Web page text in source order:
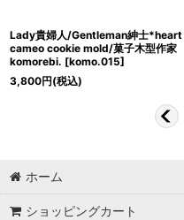
Lady貴婦人/Gentleman紳士*heart
cameo cookie mold/菓子木型作家
komorebi. [komo.015]
3,800円(税込)
ホーム
ショッピングカート